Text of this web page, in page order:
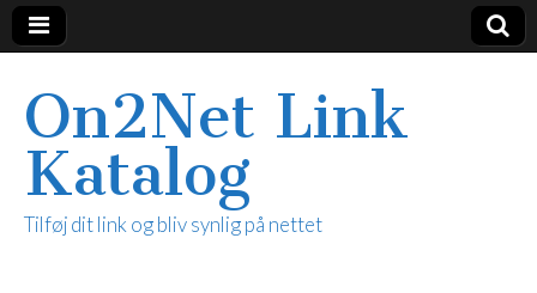
On2Net Link
Katalog
Tilføj dit link og bliv synlig på nettet